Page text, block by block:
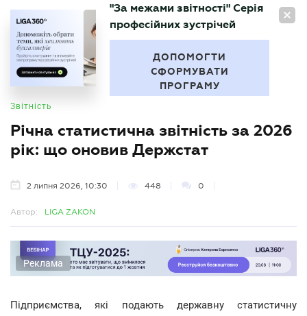
UA
БУХГАЛТЕР
"За межами звітності" Серія
професійних зустрічей
ДОПОМОГТИ
СФОРМУВАТИ
ПРОГРАМУ
Звітність
Річна статистична звітність за 2026
рік: що оновив Держстат
2 липня 2026, 10:30 448 0
Автор: LIGA ZAKON
Реклама
Підприємства, які подають державну статистичну